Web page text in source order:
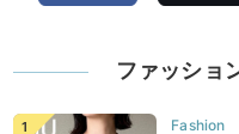
ファッショ